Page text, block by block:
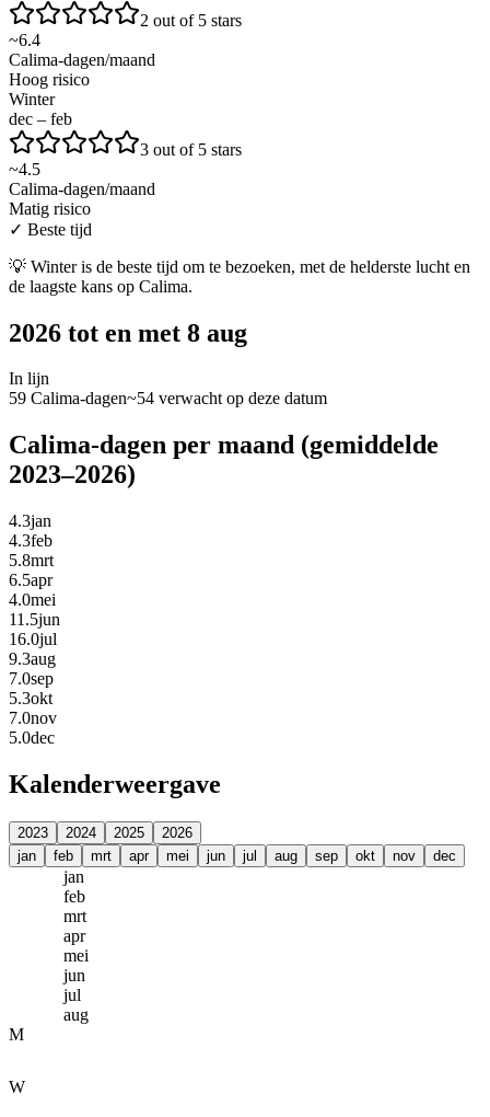
2 out of 5 stars
~6.4
Calima-dagen/maand
Hoog risico
Winter
dec – feb
3 out of 5 stars
~4.5
Calima-dagen/maand
Matig risico
✓ Beste tijd
💡 Winter is de beste tijd om te bezoeken, met de helderste lucht en
de laagste kans op Calima.
2026 tot en met 8 aug
In lijn
59 Calima-dagen~54 verwacht op deze datum
Calima-dagen per maand (gemiddelde
2023–2026)
4.3jan
4.3feb
5.8mrt
6.5apr
4.0mei
11.5jun
16.0jul
9.3aug
7.0sep
5.3okt
7.0nov
5.0dec
Kalenderweergave
2023 2024 2025
2026
jan
feb mrt apr mei jun jul aug sep okt nov dec
jan
feb
mrt
apr
mei
jun
jul
aug
M
W